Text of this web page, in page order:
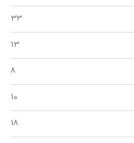
33
13
8
10
18